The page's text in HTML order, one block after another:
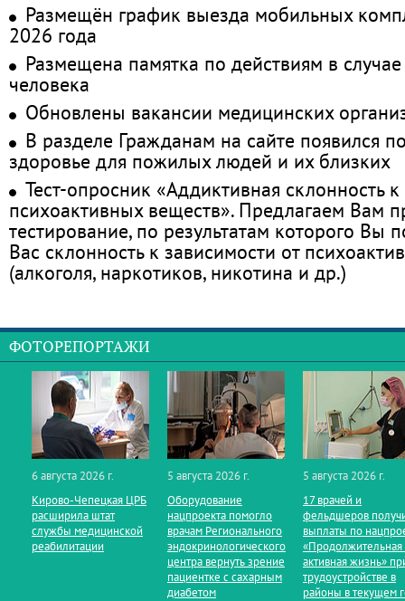
Размещён график выезда мобильных
2026 года
Размещена памятка по действиям в
человека
Обновлены вакансии медицинских
В разделе Гражданам на сайте появился
здоровье для пожилых людей и их близких
Тест-опросник «Аддиктивная склонность
психоактивных веществ». Предлагаем Вам
тестирование, по результатам которого Вы
Вас склонность к зависимости от
(алкоголя, наркотиков, никотина и др.)
ФОТОРЕПОРТАЖИ
6 августа 2026 г.
Кирово‑Чепецкая ЦРБ
расширила штат
службы медицинской
реабилитации
5 августа 2026 г.
Оборудование
нацпроекта помогло
врачам Регионального
эндокринологического
центра вернуть зрение
пациентке с сахарным
диабетом
5 августа 2026 г.
17 врачей и
фельдшеров
выплаты по
«Продолжительная
активная жизнь»
трудоустройстве в
районы в текущем